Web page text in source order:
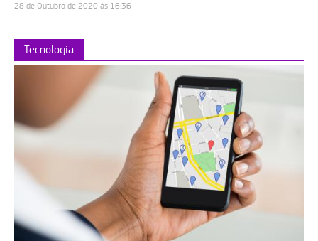
28 de Outubro de 2020 às 16:36
Tecnologia